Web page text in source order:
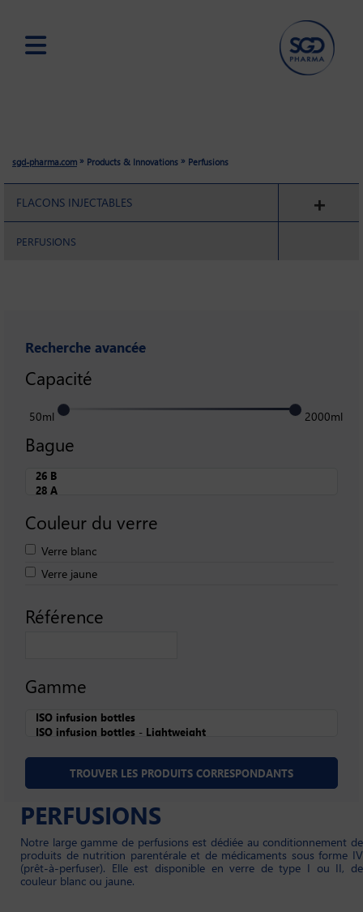
sgd-pharma.com » Products & Innovations » Perfusions
FLACONS INJECTABLES
PERFUSIONS
Recherche avancée
50ml
Capacité
2000ml
Bague
Couleur du verre
Verre blanc
Verre jaune
Référence
Gamme
PERFUSIONS
Notre large gamme de perfusions est dédiée au conditionnement de
produits de nutrition parentérale et de médicaments sous forme IV
(prêt-à-perfuser). Elle est disponible en verre de type I ou II, de
couleur blanc ou jaune.